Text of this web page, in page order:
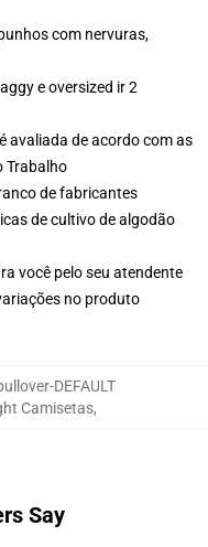
com nervuras,
e oversized ir 2
avaliada de acordo com as
Trabalho
de fabricantes
de cultivo de algodão
você pelo seu atendente
no produto
DEFAULT
Camisetas,
Say